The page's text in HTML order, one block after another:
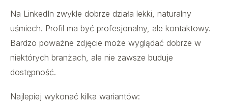
Na LinkedIn zwykle dobrze działa lekki, naturalny
uśmiech. Profil ma być profesjonalny, ale kontaktowy.
Bardzo poważne zdjęcie może wyglądać dobrze w
niektórych branżach, ale nie zawsze buduje
dostępność.
Najlepiej wykonać kilka wariantów: